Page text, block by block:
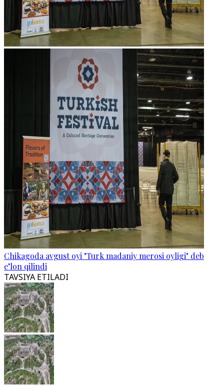
Chikagoda avgust oyi "Turk madaniy merosi oyligi" deb
e’lon qilindi
TAVSIYA ETILADI